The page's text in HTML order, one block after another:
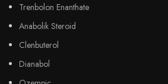
Trenbolon Enanthate
Anabolik Steroid
Clenbuterol
Dianabol